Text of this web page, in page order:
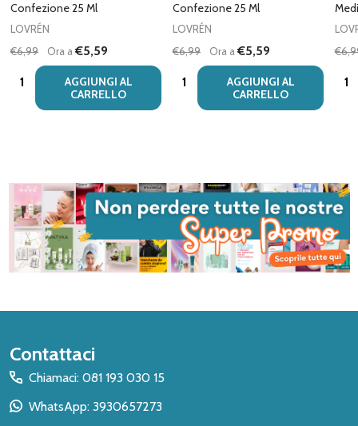
Confezione 25 Ml
LOVRÉN
€6,99
Ora a€5,59
Quantità:
AGGIUNGI AL
CARRELLO
Confezione 25 Ml
LOVRÉN
€6,99
Ora a€5,59
Quantità:
AGGIUNGI AL
CARRELLO
Inizio
del
piè
Contattaci
Chiamaci: 081 193 030 15
WhatsApp: 3930657273